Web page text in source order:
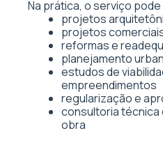
Na prática, o serviço pode
projetos
projetos
reformas e
planejamento
estudos de
empreendimentos
regularização e
consultoria técnica
obra